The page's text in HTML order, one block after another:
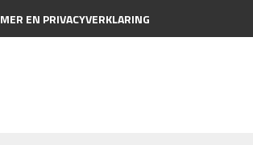
EN PRIVACYVERKLARING